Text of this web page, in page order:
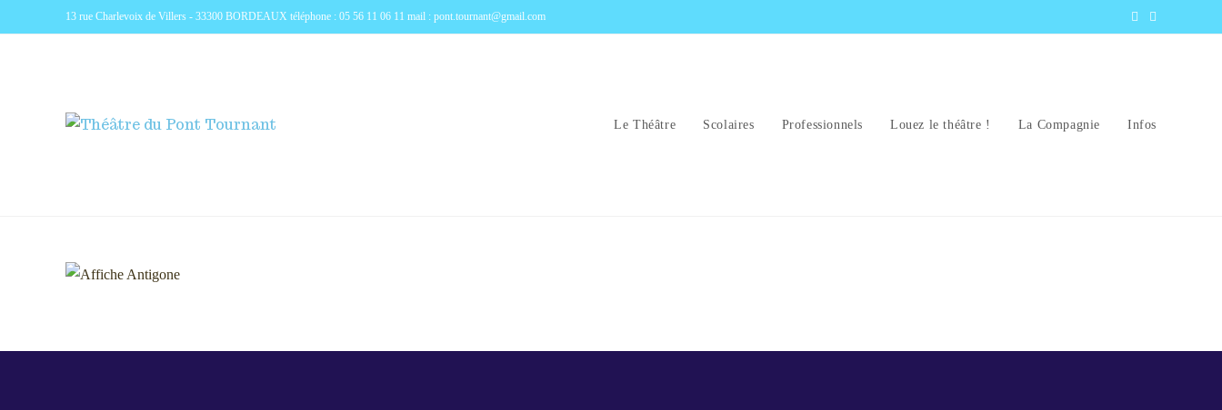
13 rue Charlevoix de Villers - 33300 BORDEAUX téléphone : 05 56 11 06 11 mail : pont.tournant@gmail.com
Le Théâtre Scolaires Professionnels Louez le théâtre ! La Compagnie Infos